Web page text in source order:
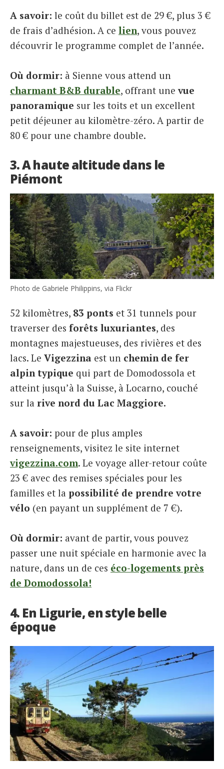
A savoir: le coût du billet est de 29 €, plus 3 €
de frais d’adhésion. A ce lien, vous pouvez
découvrir le programme complet de l’année.
Où dormir: à Sienne vous attend un
charmant B&B durable, offrant unevue
panoramique sur les toits et un excellent
petit déjeuner au kilomètre-zéro. A partir de
80 € pour une chambre double.
3. A haute altitude dans le
Piémont
Photo de Gabriele Philippins, via Flickr
52 kilomètres, 83 ponts et 31 tunnels pour
traverser des forêts luxuriantes, des
montagnes majestueuses, des rivières et des
lacs. Le Vigezzina est un chemin de fer
alpin typique qui part de Domodossola et
atteint jusqu’à la Suisse, à Locarno, couché
sur la rive nord du Lac Maggiore.
A savoir: pour de plus amples
renseignements, visitez le site internet
vigezzina.com. Le voyage aller-retour coûte
23 € avec des remises spéciales pour les
familles et la possibilité de prendre votre
vélo (en payant un supplément de 7 €).
Où dormir: avant de partir, vous pouvez
passer une nuit spéciale en harmonie avec la
nature, dans un de ces éco-logements près
de Domodossola!
4. En Ligurie, en style belle
époque